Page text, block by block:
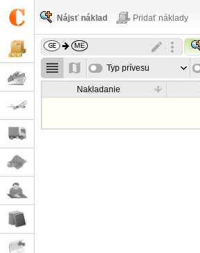
Nájsť náklad Pridať náklady
Typ prívesu
Nakladanie